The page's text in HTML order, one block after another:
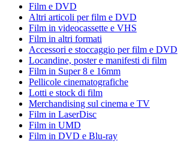
Film e DVD
Altri articoli per film e DVD
Film in videocassette e VHS
Film in altri formati
Accessori e stoccaggio per film e DVD
Locandine, poster e manifesti di film
Film in Super 8 e 16mm
Pellicole cinematografiche
Lotti e stock di film
Merchandising sul cinema e TV
Film in LaserDisc
Film in UMD
Film in DVD e Blu-ray